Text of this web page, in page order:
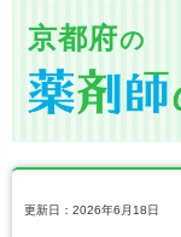
京都府の
更新日：2026年6月18日